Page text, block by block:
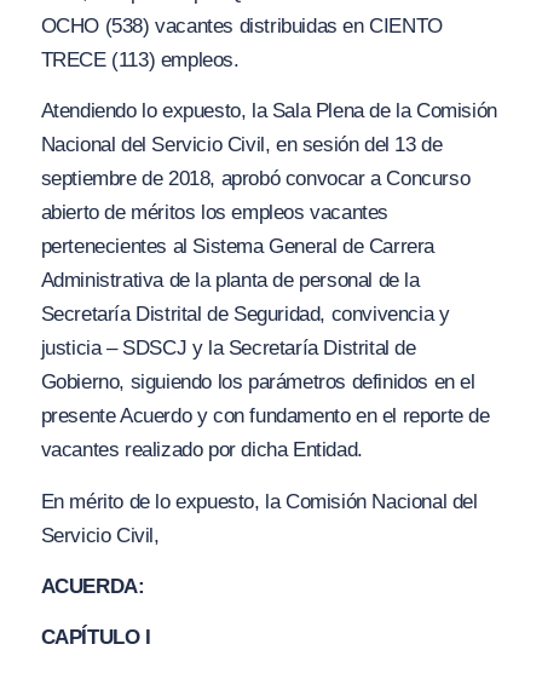
OCHO (538) vacantes distribuidas en CIENTO
TRECE (113) empleos.
Atendiendo lo expuesto, la Sala Plena de la Comisión
Nacional del Servicio Civil, en sesión del 13 de
septiembre de 2018, aprobó convocar a Concurso
abierto de méritos los empleos vacantes
pertenecientes al Sistema General de Carrera
Administrativa de la planta de personal de la
Secretaría Distrital de Seguridad, convivencia y
justicia – SDSCJ y la Secretaría Distrital de
Gobierno, siguiendo los parámetros definidos en el
presente Acuerdo y con fundamento en el reporte de
vacantes realizado por dicha Entidad.
En mérito de lo expuesto, la Comisión Nacional del
Servicio Civil,
ACUERDA:
CAPÍTULO I